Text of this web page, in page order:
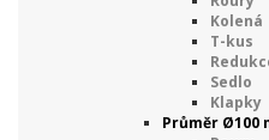
Kolená
T-kus
Sedlo
Klapky
Průměr Ø100